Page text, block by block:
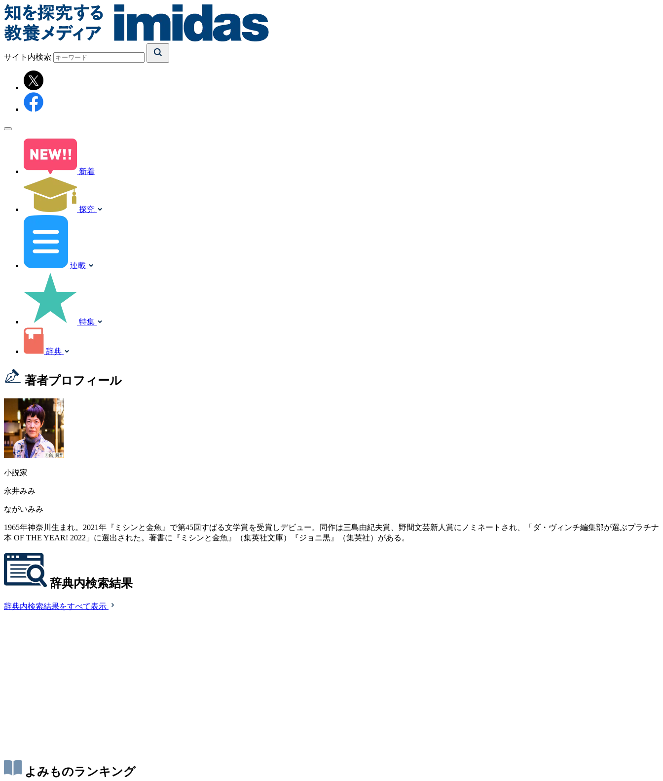
サイト内検索
新着
探究
連載
特集
辞典
著者プロフィール
小説家
永井みみ
ながいみみ
1965年神奈川生まれ。2021年『ミシンと金魚』で第45回すばる文学賞を受賞しデビュー。同作は三島由紀夫賞、野間文芸新人賞にノミネートされ、「ダ・ヴィンチ編集部が選ぶプラチナ
本 OF THE YEAR! 2022」に選出された。著書に『ミシンと金魚』（集英社文庫）『ジョニ黒』（集英社）がある。
辞典内検索結果
辞典内検索結果をすべて表示
よみものランキング